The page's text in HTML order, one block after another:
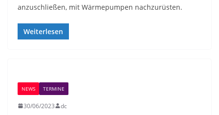
anzuschließen, mit Wärmepumpen nachzurüsten.
Weiterlesen
NEWS TERMINE
30/06/2023 dc